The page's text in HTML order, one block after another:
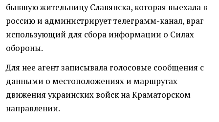
бывшую жительницу Славянска, которая выехала в
россию и администрирует телеграмм-канал, враг
использующий для сбора информации о Силах
обороны.
Для нее агент записывала голосовые сообщения с
данными о местоположениях и маршрутах
движения украинских войск на Краматорском
направлении.